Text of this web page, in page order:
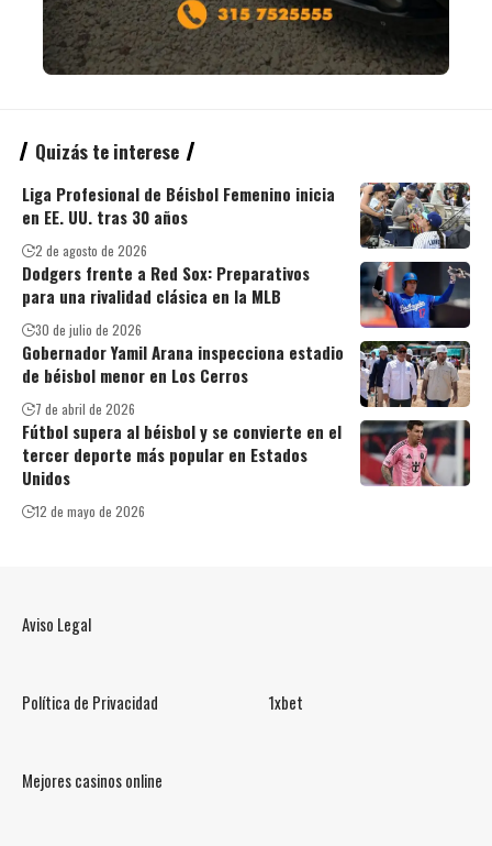
Quizás te interese
Liga Profesional de Béisbol Femenino inicia
en EE. UU. tras 30 años
2 de agosto de 2026
Dodgers frente a Red Sox: Preparativos
para una rivalidad clásica en la MLB
30 de julio de 2026
Gobernador Yamil Arana inspecciona estadio
de béisbol menor en Los Cerros
7 de abril de 2026
Fútbol supera al béisbol y se convierte en el
tercer deporte más popular en Estados
Unidos
12 de mayo de 2026
Aviso Legal
Política de Privacidad 1xbet
Mejores casinos online